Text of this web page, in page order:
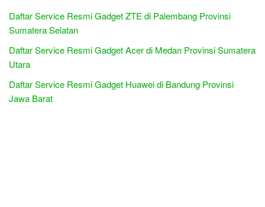
Daftar Service Resmi Gadget ZTE di Palembang Provinsi
Sumatera Selatan
Daftar Service Resmi Gadget Acer di Medan Provinsi Sumatera
Utara
Daftar Service Resmi Gadget Huawei di Bandung Provinsi
Jawa Barat